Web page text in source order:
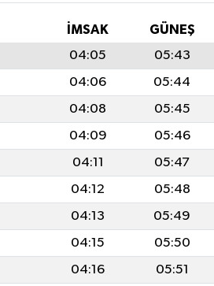
İMSAK GÜNEŞ
04:05 05:43
04:06 05:44
04:08 05:45
04:09 05:46
04:11 05:47
04:12 05:48
04:13 05:49
04:15 05:50
04:16 05:51